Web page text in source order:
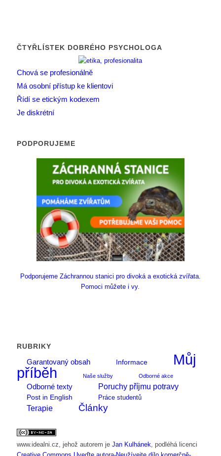
ČTYŘLÍSTEK DOBRÉHO PSYCHOLOGA
Chová se profesionálně
Má osobní přístup ke klientovi
Řídí se etickým kodexem
Je diskrétní
PODPORUJEME
Podporujeme Záchrannou stanici pro divoká a exotická zvířata.
Pomoci můžete i vy.
RUBRIKY
Garantovaný obsah
Informace
Můj
příběh
Naše služby Odborné akce
Odborné texty Poruchy příjmu potravy
Post in English Práce studentů
Terapie Články
www.idealni.cz, jehož autorem je Jan Kulhánek, podléhá licenci